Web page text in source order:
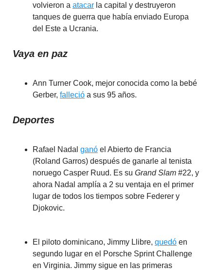
volvieron a atacar la capital y destruyeron
tanques de guerra que había enviado Europa
del Este a Ucrania.
Vaya en paz
Ann Turner Cook, mejor conocida como la bebé
Gerber, falleció a sus 95 años.
Deportes
Rafael Nadal ganó el Abierto de Francia
(Roland Garros) después de ganarle al tenista
noruego Casper Ruud. Es su Grand Slam #22, y
ahora Nadal amplía a 2 su ventaja en el primer
lugar de todos los tiempos sobre Federer y
Djokovic.
El piloto dominicano, Jimmy Llibre, quedó en
segundo lugar en el Porsche Sprint Challenge
en Virginia. Jimmy sigue en las primeras